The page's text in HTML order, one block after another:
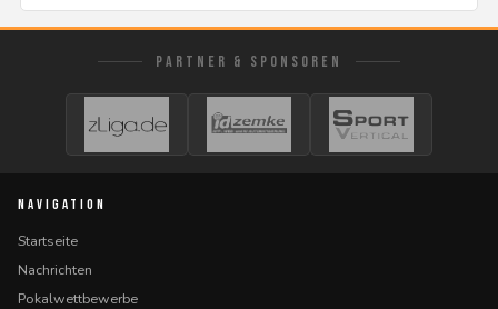
PARTNER & SPONSOREN
NAVIGATION
Startseite
Nachrichten
Pokalwettbewerbe